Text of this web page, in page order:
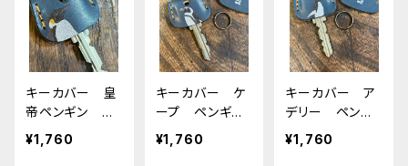
キーカバー 皇
帝ペンギン エ
ンペラー ペン
ギン ネイビ
¥1,760
キーカバー ケ
ープ ペンギ
ン ネイビー
栃木レザー
¥1,760
キーカバー ア
デリー ペンギ
ン ネイビー
栃木レザー
¥1,760